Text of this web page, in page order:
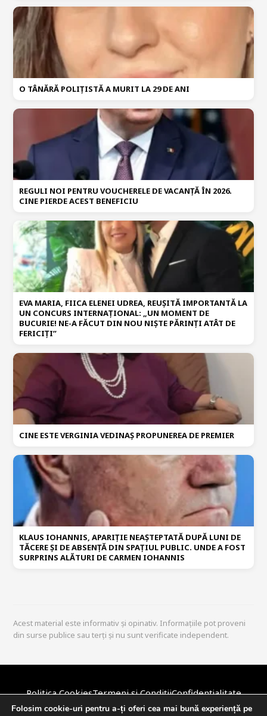
O TÂNĂRĂ POLIȚISTĂ A MURIT LA 29 DE ANI
REGULI NOI PENTRU VOUCHERELE DE VACANȚĂ ÎN 2026.
CINE PIERDE ACEST BENEFICIU
EVA MARIA, FIICA ELENEI UDREA, REUȘITĂ IMPORTANTĂ LA
UN CONCURS INTERNAȚIONAL: „UN MOMENT DE
BUCURIE! NE-A FĂCUT DIN NOU NIȘTE PĂRINȚI ATÂT DE
FERICIȚI”
CINE ESTE VERGINIA VEDINAȘ PROPUNEREA DE PREMIER
KLAUS IOHANNIS, APARIȚIE NEAȘTEPTATĂ DUPĂ LUNI DE
TĂCERE ȘI DE ABSENȚĂ DIN SPAȚIUL PUBLIC. UNDE A FOST
SURPRINS ALĂTURI DE CARMEN IOHANNIS
Acest material este informativ și opinativ. Informațiile pot proveni
din surse publice sau terți și nu sunt verificate independent.
Politica CookiesTermeni și CondițiiConfidențialitate
DisclaimerPolitica EditorialăDMCA / CopyrightDespre Noi
Folosim cookie-uri pentru a-ți oferi cea mai bună experiență pe